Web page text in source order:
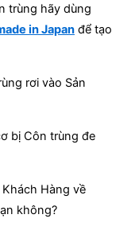
trùng hãy dùng
in Japan để tạo
rơi vào Sản
bị Côn trùng đe
Hàng về
không?